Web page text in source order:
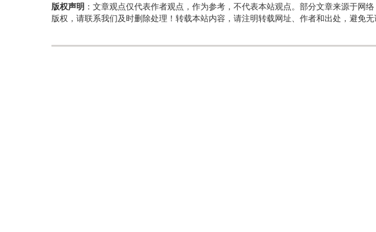
版权声明 ：文章观点仅代表作者观点，作为参考，不代表本站观点。部分文章来源于网
版权，请联系我们及时删除处理！转载本站内容，请注明转载网址、作者和出处，避免无